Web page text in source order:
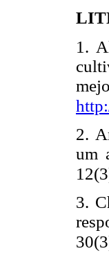
1.
2.
um
3.